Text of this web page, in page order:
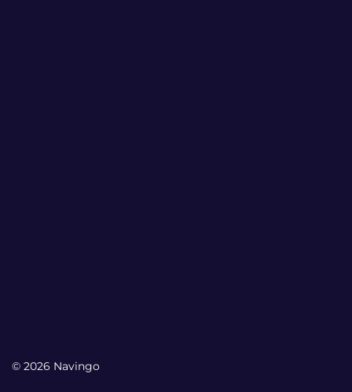
© 2026 Navingo